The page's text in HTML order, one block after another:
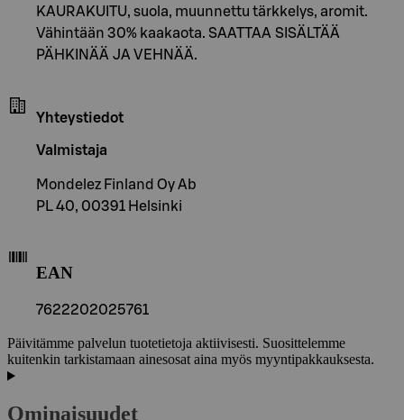
KAURAKUITU, suola, muunnettu tärkkelys, aromit.
Vähintään 30% kaakaota. SAATTAA SISÄLTÄÄ
PÄHKINÄÄ JA VEHNÄÄ.
Yhteystiedot
Valmistaja
Mondelez Finland Oy Ab
PL 40, 00391 Helsinki
EAN
7622202025761
Päivitämme palvelun tuotetietoja aktiivisesti. Suosittelemme
kuitenkin tarkistamaan ainesosat aina myös myyntipakkauksesta.
Ominaisuudet